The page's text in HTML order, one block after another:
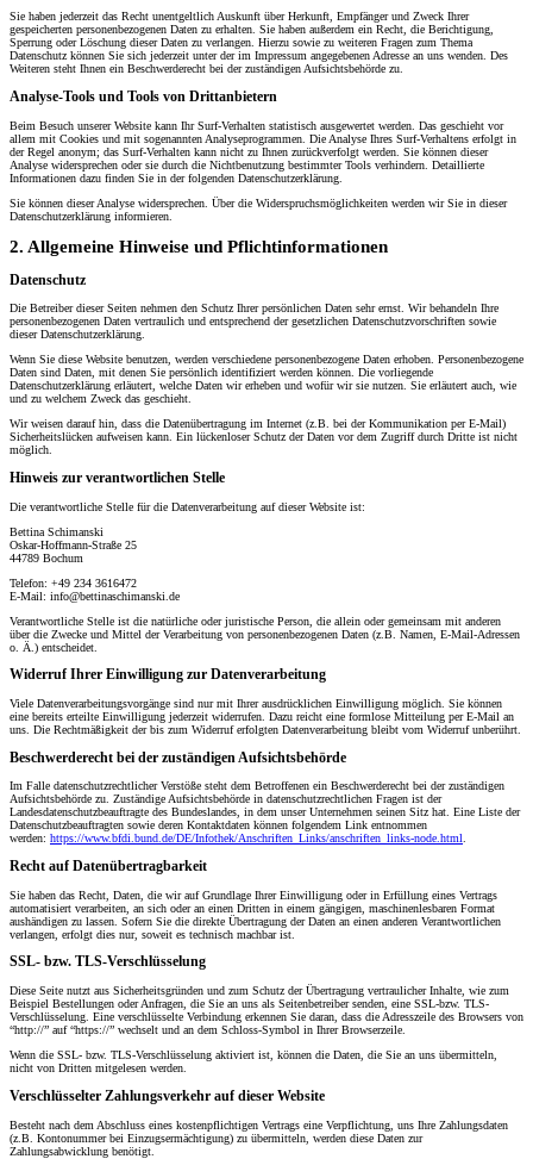
Sie haben jederzeit das Recht unentgeltlich Auskunft über Herkunft, Empfänger und Zweck Ihrer
gespeicherten personenbezogenen Daten zu erhalten. Sie haben außerdem ein Recht, die Berichtigung,
Sperrung oder Löschung dieser Daten zu verlangen. Hierzu sowie zu weiteren Fragen zum Thema
Datenschutz können Sie sich jederzeit unter der im Impressum angegebenen Adresse an uns wenden. Des
Weiteren steht Ihnen ein Beschwerderecht bei der zuständigen Aufsichtsbehörde zu.
Analyse-Tools und Tools von Drittanbietern
Beim Besuch unserer Website kann Ihr Surf-Verhalten statistisch ausgewertet werden. Das geschieht vor
allem mit Cookies und mit sogenannten Analyseprogrammen. Die Analyse Ihres Surf-Verhaltens erfolgt in
der Regel anonym; das Surf-Verhalten kann nicht zu Ihnen zurückverfolgt werden. Sie können dieser
Analyse widersprechen oder sie durch die Nichtbenutzung bestimmter Tools verhindern. Detaillierte
Informationen dazu finden Sie in der folgenden Datenschutzerklärung.
Sie können dieser Analyse widersprechen. Über die Widerspruchsmöglichkeiten werden wir Sie in dieser
Datenschutzerklärung informieren.
2. Allgemeine Hinweise und Pflichtinformationen
Datenschutz
Die Betreiber dieser Seiten nehmen den Schutz Ihrer persönlichen Daten sehr ernst. Wir behandeln Ihre
personenbezogenen Daten vertraulich und entsprechend der gesetzlichen Datenschutzvorschriften sowie
dieser Datenschutzerklärung.
Wenn Sie diese Website benutzen, werden verschiedene personenbezogene Daten erhoben. Personenbezogene
Daten sind Daten, mit denen Sie persönlich identifiziert werden können. Die vorliegende
Datenschutzerklärung erläutert, welche Daten wir erheben und wofür wir sie nutzen. Sie erläutert auch, wie
und zu welchem Zweck das geschieht.
Wir weisen darauf hin, dass die Datenübertragung im Internet (z.B. bei der Kommunikation per E-Mail)
Sicherheitslücken aufweisen kann. Ein lückenloser Schutz der Daten vor dem Zugriff durch Dritte ist nicht
möglich.
Hinweis zur verantwortlichen Stelle
Die verantwortliche Stelle für die Datenverarbeitung auf dieser Website ist:
Bettina Schimanski
Oskar-Hoffmann-Straße 25
44789 Bochum
Telefon: +49 234 3616472
E-Mail: info@bettinaschimanski.de
Verantwortliche Stelle ist die natürliche oder juristische Person, die allein oder gemeinsam mit anderen
über die Zwecke und Mittel der Verarbeitung von personenbezogenen Daten (z.B. Namen, E-Mail-Adressen
o. Ä.) entscheidet.
Widerruf Ihrer Einwilligung zur Datenverarbeitung
Viele Datenverarbeitungsvorgänge sind nur mit Ihrer ausdrücklichen Einwilligung möglich. Sie können
eine bereits erteilte Einwilligung jederzeit widerrufen. Dazu reicht eine formlose Mitteilung per E-Mail an
uns. Die Rechtmäßigkeit der bis zum Widerruf erfolgten Datenverarbeitung bleibt vom Widerruf unberührt.
Beschwerderecht bei der zuständigen Aufsichtsbehörde
Im Falle datenschutzrechtlicher Verstöße steht dem Betroffenen ein Beschwerderecht bei der zuständigen
Aufsichtsbehörde zu. Zuständige Aufsichtsbehörde in datenschutzrechtlichen Fragen ist der
Landesdatenschutzbeauftragte des Bundeslandes, in dem unser Unternehmen seinen Sitz hat. Eine Liste der
Datenschutzbeauftragten sowie deren Kontaktdaten können folgendem Link entnommen
werden: https://www.bfdi.bund.de/DE/Infothek/Anschriften_Links/anschriften_links-node.html.
Recht auf Datenübertragbarkeit
Sie haben das Recht, Daten, die wir auf Grundlage Ihrer Einwilligung oder in Erfüllung eines Vertrags
automatisiert verarbeiten, an sich oder an einen Dritten in einem gängigen, maschinenlesbaren Format
aushändigen zu lassen. Sofern Sie die direkte Übertragung der Daten an einen anderen Verantwortlichen
verlangen, erfolgt dies nur, soweit es technisch machbar ist.
SSL- bzw. TLS-Verschlüsselung
Diese Seite nutzt aus Sicherheitsgründen und zum Schutz der Übertragung vertraulicher Inhalte, wie zum
Beispiel Bestellungen oder Anfragen, die Sie an uns als Seitenbetreiber senden, eine SSL-bzw. TLS-
Verschlüsselung. Eine verschlüsselte Verbindung erkennen Sie daran, dass die Adresszeile des Browsers von
“http://” auf “https://” wechselt und an dem Schloss-Symbol in Ihrer Browserzeile.
Wenn die SSL- bzw. TLS-Verschlüsselung aktiviert ist, können die Daten, die Sie an uns übermitteln,
nicht von Dritten mitgelesen werden.
Verschlüsselter Zahlungsverkehr auf dieser Website
Besteht nach dem Abschluss eines kostenpflichtigen Vertrags eine Verpflichtung, uns Ihre Zahlungsdaten
(z.B. Kontonummer bei Einzugsermächtigung) zu übermitteln, werden diese Daten zur
Zahlungsabwicklung benötigt.